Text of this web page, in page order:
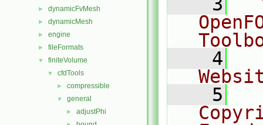
► dynamicFvMesh
► dynamicMesh
► engine
► fileFormats
▼ finiteVolume
▼ cfdTools
► compressible
▼ general
► adjustPhi
    4
    5